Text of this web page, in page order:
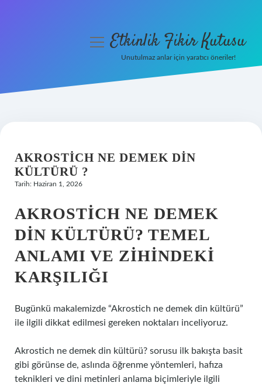
Hakkımızda
menüyüEtkinlik Fikir Kutusu
Unutulmaz anlar için yaratıcı öneriler!
AKROSTICH NE DEMEK DIN
KÜLTÜRÜ ?
Tarih: Haziran 1, 2026
AKROSTICH NE DEMEK
DIN KÜLTÜRÜ? TEMEL
ANLAMI VE ZIHINDEKI
KARŞILIĞI
Bugünkü makalemizde “Akrostich ne demek din kültürü”
ile ilgili dikkat edilmesi gereken noktaları inceliyoruz.
Akrostich ne demek din kültürü? sorusu ilk bakışta basit
gibi görünse de, aslında öğrenme yöntemleri, hafıza
teknikleri ve dini metinleri anlama biçimleriyle ilgili